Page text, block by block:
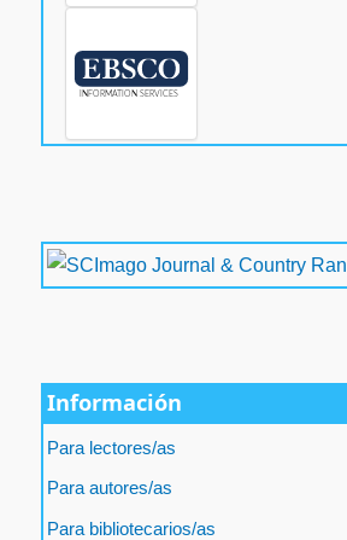
Información
Para lectores/as
Para autores/as
Para bibliotecarios/as